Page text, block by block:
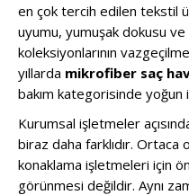
en çok tercih edilen tekstil
uyumu, yumuşak dokusu ve
koleksiyonlarının
yıllarda mikrofiber saç
bakım kategorisinde
Kurumsal işletmeler
biraz daha farklıdır.
konaklama işletmeleri için
görünmesi değildir. Aynı